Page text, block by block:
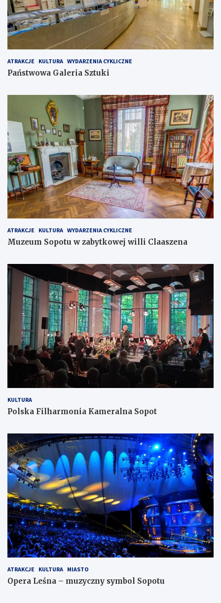
ATRAKCJE KULTURA WYDARZENIA CYKLICZNE
Państwowa Galeria Sztuki
ATRAKCJE KULTURA WYDARZENIA CYKLICZNE
Muzeum Sopotu w zabytkowej willi Claaszena
KULTURA
Polska Filharmonia Kameralna Sopot
ATRAKCJE KULTURA MIASTO
Opera Leśna – muzyczny symbol Sopotu